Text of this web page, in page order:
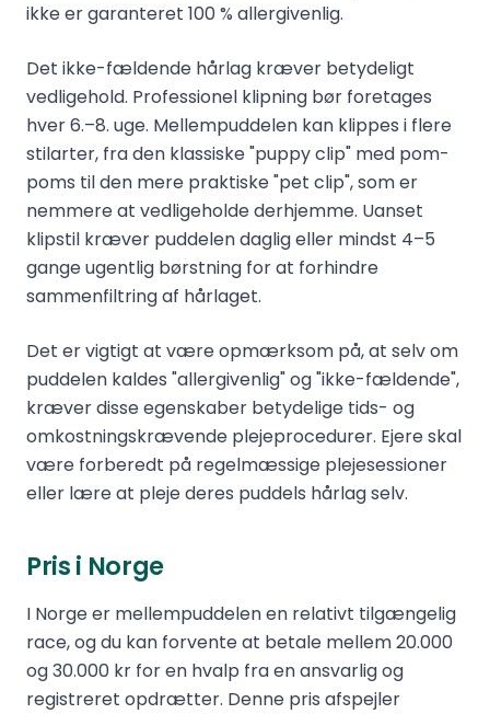
ikke er garanteret 100 % allergivenlig.
Det ikke-fældende hårlag kræver betydeligt
vedligehold. Professionel klipning bør foretages
hver 6.–8. uge. Mellempuddelen kan klippes i flere
stilarter, fra den klassiske "puppy clip" med pom-
poms til den mere praktiske "pet clip", som er
nemmere at vedligeholde derhjemme. Uanset
klipstil kræver puddelen daglig eller mindst 4–5
gange ugentlig børstning for at forhindre
sammenfiltring af hårlaget.
Det er vigtigt at være opmærksom på, at selv om
puddelen kaldes "allergivenlig" og "ikke-fældende",
kræver disse egenskaber betydelige tids- og
omkostningskrævende plejeprocedurer. Ejere skal
være forberedt på regelmæssige plejesessioner
eller lære at pleje deres puddels hårlag selv.
Pris i Norge
I Norge er mellempuddelen en relativt tilgængelig
race, og du kan forvente at betale mellem 20.000
og 30.000 kr for en hvalp fra en ansvarlig og
registreret opdrætter. Denne pris afspejler